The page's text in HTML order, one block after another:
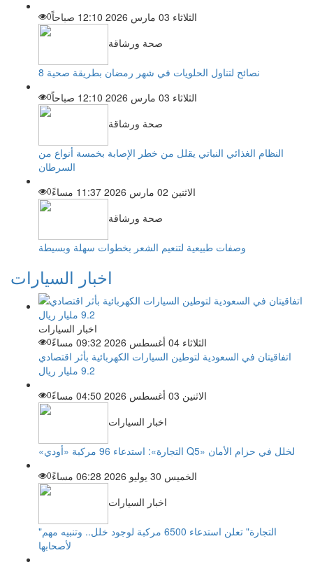
الثلاثاء 03 مارس 2026 12:10 صباحاً
0
صحة ورشاقة
8 نصائح لتناول الحلويات في شهر رمضان بطريقة صحية
الثلاثاء 03 مارس 2026 12:10 صباحاً
0
صحة ورشاقة
النظام الغذائي النباتي يقلل من خطر الإصابة بخمسة أنواع من
السرطان
الاثنين 02 مارس 2026 11:37 مساءً
0
صحة ورشاقة
وصفات طبيعية لتنعيم الشعر بخطوات سهلة وبسيطة
اخبار السيارات
اخبار السيارات
الثلاثاء 04 أغسطس 2026 09:32 مساءً
0
اتفاقيتان في السعودية لتوطين السيارات الكهربائية بأثر اقتصادي
9.2 مليار ريال
الاثنين 03 أغسطس 2026 04:50 مساءً
0
اخبار السيارات
«التجارة»: استدعاء 96 مركبة «أودي Q5» لخلل في حزام الأمان
الخميس 30 يوليو 2026 06:28 مساءً
0
اخبار السيارات
"التجارة" تعلن استدعاء 6500 مركبة لوجود خلل.. وتنبيه مهم
لأصحابها